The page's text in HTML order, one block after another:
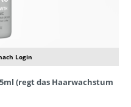
Login
(regt das Haarwachstum